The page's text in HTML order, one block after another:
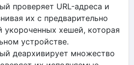
проверяет URL-адреса и
их с предварительно
укороченных хешей, которая
устройстве.
деархивирует множество